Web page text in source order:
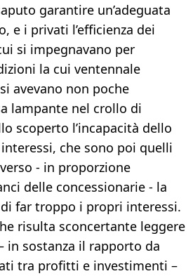
garantire un’adeguata
e i privati l’efficienza dei
si impegnavano per
la cui ventennale
avevano non poche
lampante nel crollo di
scoperto l’incapacità dello
che sono poi quelli
- in proporzione
delle concessionarie - la
far troppo i propri interessi.
risulta sconcertante leggere
in sostanza il rapporto da
tra profitti e investimenti –